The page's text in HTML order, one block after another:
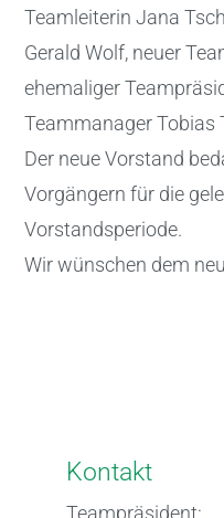
Teamleiterin Jana
Gerald Wolf, neuer
ehemaliger
Teammanager Tobias
Der neue Vorstand
Vorgängern für die
Vorstandsperiode.
Wir wünschen dem
Kontakt
Teampräsident: